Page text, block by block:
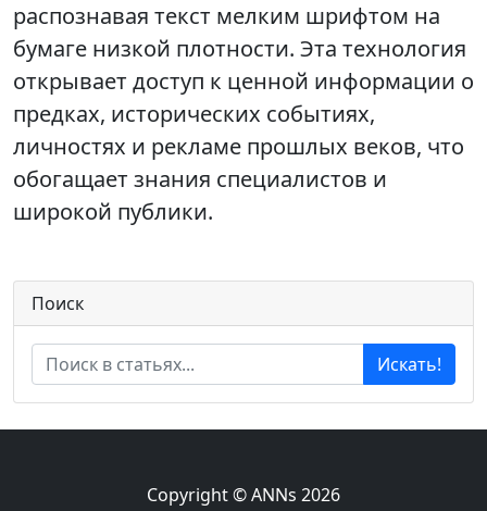
распознавая текст мелким шрифтом на
бумаге низкой плотности. Эта технология
открывает доступ к ценной информации о
предках, исторических событиях,
личностях и рекламе прошлых веков, что
обогащает знания специалистов и
широкой публики.
Поиск
Искать!
Copyright © ANNs 2026